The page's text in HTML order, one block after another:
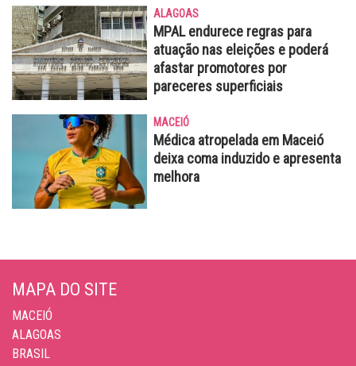
ALAGOAS
MPAL endurece regras para
atuação nas eleições e poderá
afastar promotores por
pareceres superficiais
MACEIÓ
Médica atropelada em Maceió
deixa coma induzido e apresenta
melhora
MAPA DO SITE
MACEIÓ
ALAGOAS
BRASIL